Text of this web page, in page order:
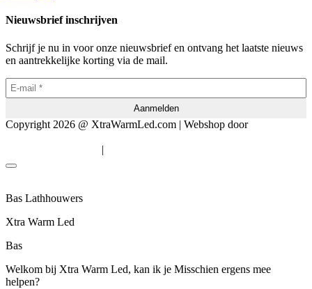
Nieuwsbrief inschrijven
Schrijf je nu in voor onze nieuwsbrief en ontvang het laatste nieuws
en aantrekkelijke korting via de mail.
Copyright 2026 @ XtraWarmLed.com | Webshop door
|
Bas Lathhouwers
Xtra Warm Led
Bas
Welkom bij Xtra Warm Led, kan ik je Misschien ergens mee
helpen?